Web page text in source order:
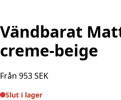
Vändbarat
creme-beige
Från 953SEK
Slut i lager